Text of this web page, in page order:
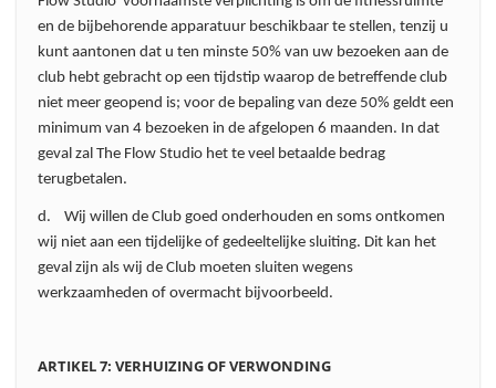
en de bijbehorende apparatuur beschikbaar te stellen, tenzij u
kunt aantonen dat u ten minste 50% van uw bezoeken aan de
club hebt gebracht op een tijdstip waarop de betreffende club
niet meer geopend is; voor de bepaling van deze 50% geldt een
minimum van 4 bezoeken in de afgelopen 6 maanden. In dat
geval zal The Flow Studio het te veel betaalde bedrag
terugbetalen.
d. Wij willen de Club goed onderhouden en soms ontkomen
wij niet aan een tijdelijke of gedeeltelijke sluiting. Dit kan het
geval zijn als wij de Club moeten sluiten wegens
werkzaamheden of overmacht bijvoorbeeld.
ARTIKEL 7: VERHUIZING OF VERWONDING